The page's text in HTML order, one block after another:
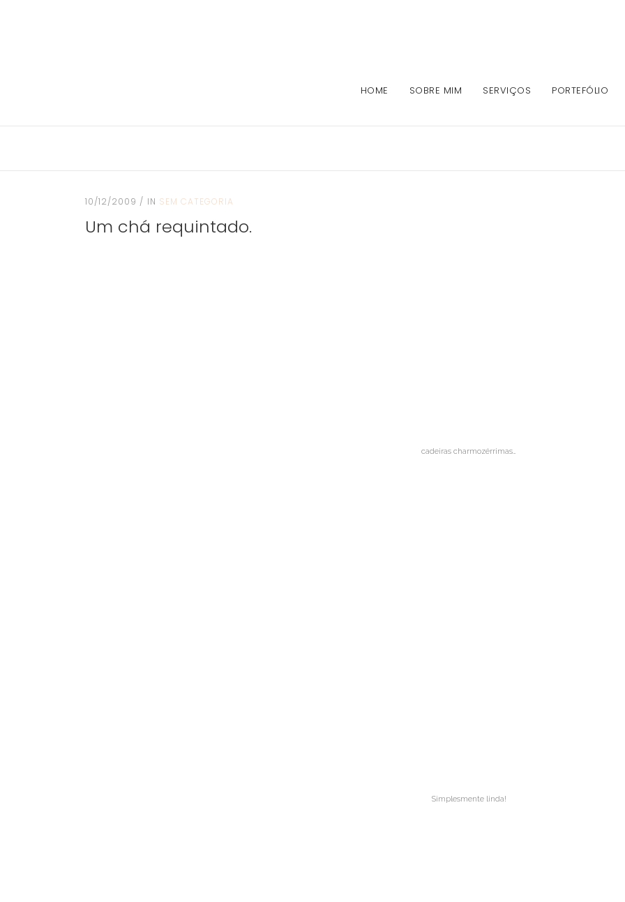
HOME SOBRE MIM SERVIÇOS PORTEFÓLIO
10/12/2009 IN SEM CATEGORIA
Um chá requintado.
cadeiras charmozérrimas…
Simplesmente linda!